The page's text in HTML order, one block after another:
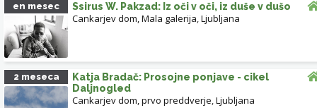
en mesec Ssirus W. Pakzad: Iz oči v oči, iz duše v dušo
Cankarjev dom, Mala galerija,Ljubljana
2 meseca
Katja Bradač: Prosojne ponjave - cikel
Daljnogled
Cankarjev dom, prvo preddverje,Ljubljana